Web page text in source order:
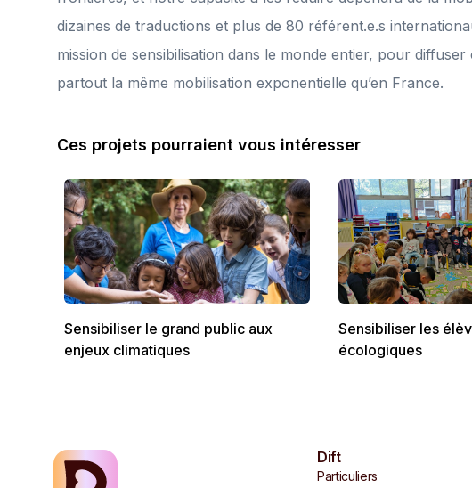
dizaines de traductions et plus de 80 référent.e.s
mission de sensibilisation dans le monde entier, pour
partout la même mobilisation exponentielle qu’en France.
Ces projets pourraient vous intéresser
Sensibiliser le grand public aux
enjeux climatiques
Sensibiliser les
écologiques
Dift
Particuliers